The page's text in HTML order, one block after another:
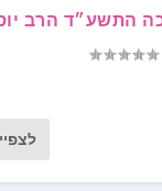
התשע״ד הרב